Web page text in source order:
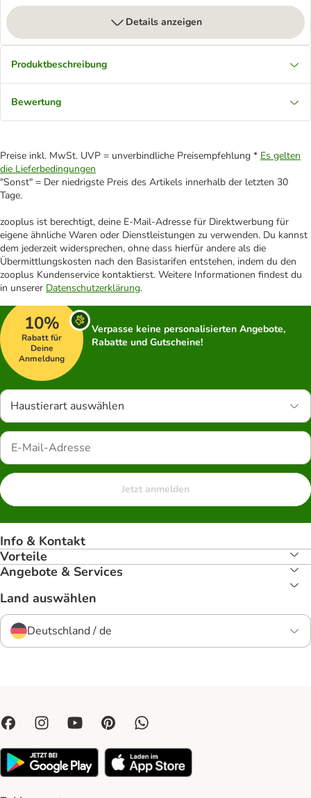
Details anzeigen
Produktbeschreibung
Bewertung
Preise inkl. MwSt. UVP = unverbindliche Preisempfehlung * Es gelten
die Lieferbedingungen
"Sonst" = Der niedrigste Preis des Artikels innerhalb der letzten 30
Tage.
zooplus ist berechtigt, deine E-Mail-Adresse für Direktwerbung für
eigene ähnliche Waren oder Dienstleistungen zu verwenden. Du kannst
dem jederzeit widersprechen, ohne dass hierfür andere als die
Übermittlungskosten nach den Basistarifen entstehen, indem du den
zooplus Kundenservice kontaktierst. Weitere Informationen findest du
in unserer Datenschutzerklärung.
10%
Rabatt für
Deine
Anmeldung
Verpasse keine personalisierten Angebote,
Rabatte und Gutscheine!
Haustierart auswählen
Jetzt anmelden
Info & Kontakt
Vorteile
Angebote & Services
Land auswählen
Deutschland / de